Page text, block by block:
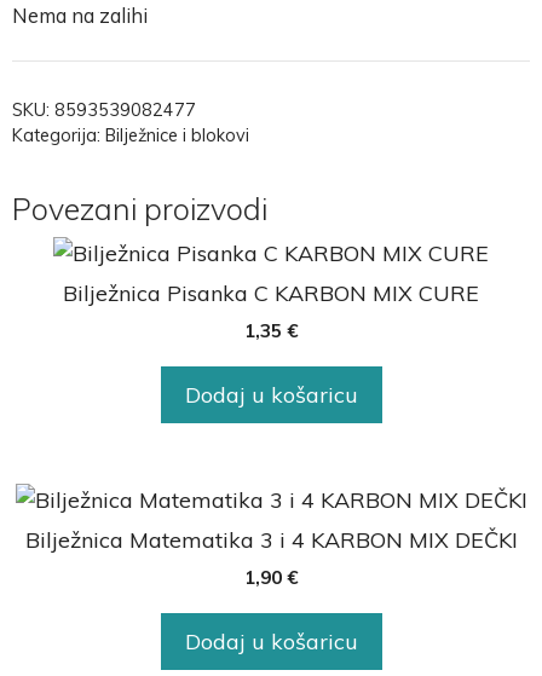
Nema na zalihi
SKU: 8593539082477
Kategorija: Bilježnice i blokovi
Povezani proizvodi
Bilježnica Pisanka C KARBON MIX CURE
1,35 €
Dodaj u košaricu
Bilježnica Matematika 3 i 4 KARBON MIX DEČKI
1,90 €
Dodaj u košaricu